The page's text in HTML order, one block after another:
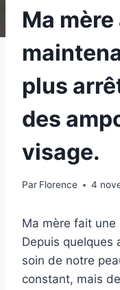
Ma
plus
des
visage.
Par Florence 4
Ma mère fait
Depuis quelques
soin de notre
constant, mais